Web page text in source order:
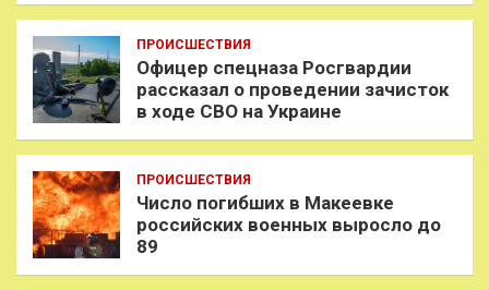
ПРОИСШЕСТВИЯ
Офицер спецназа Росгвардии
рассказал о проведении зачисток
в ходе СВО на Украине
ПРОИСШЕСТВИЯ
Число погибших в Макеевке
российских военных выросло до
89